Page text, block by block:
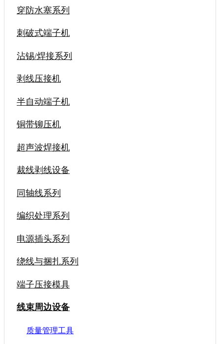
穿防水塞系列
刺破式端子机
沾锡/焊接系列
剥线压接机
半自动端子机
铜带铆压机
超声波焊接机
裁线剥线设备
同轴线系列
编织处理系列
电源插头系列
绕线与捆扎系列
端子压接模具
线束周边设备
质量管理工具